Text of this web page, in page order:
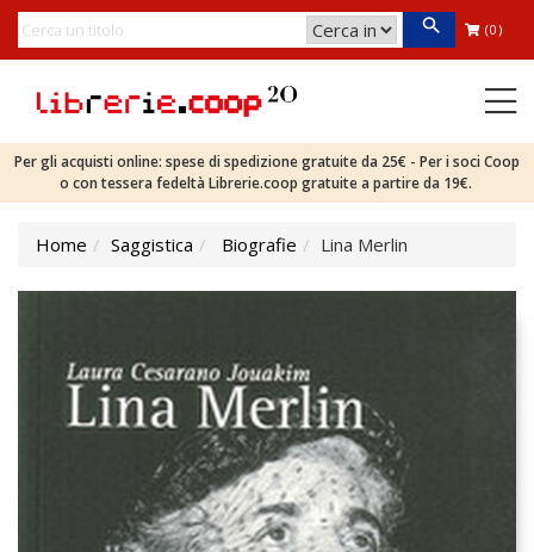
(0)
Per gli acquisti online: spese di spedizione gratuite da 25€ - Per i soci Coop
o con tessera fedeltà Librerie.coop gratuite a partire da 19€.
Home Saggistica Biografie Lina Merlin